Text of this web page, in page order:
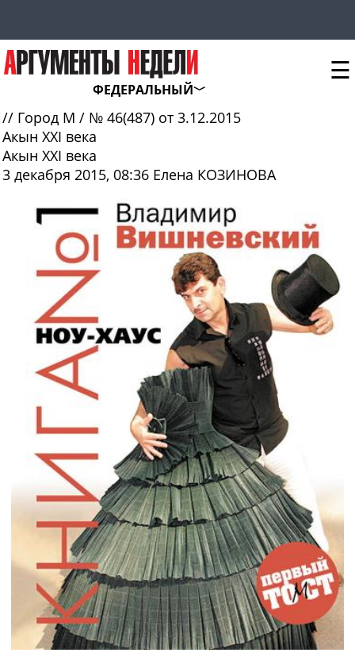
ФЕДЕРАЛЬНЫЙ
☰
// Город М / № 46(487) от 3.12.2015
Акын XXI века
Акын XXI века
3 декабря 2015, 08:36 Елена КОЗИНОВА